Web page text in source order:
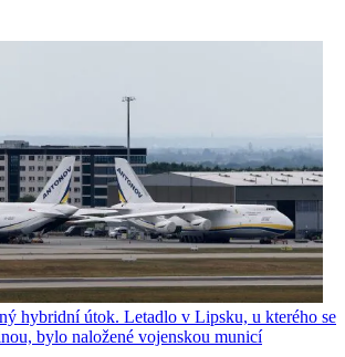
hybridní útok. Letadlo v Lipsku, u kterého se
bylo naložené vojenskou municí